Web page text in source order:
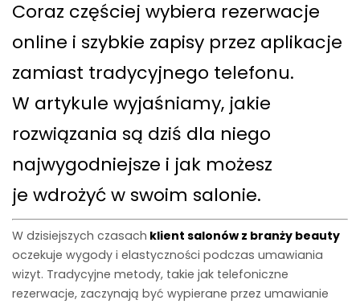
Coraz częściej wybiera rezerwacje
online i szybkie zapisy przez aplikacje
zamiast tradycyjnego telefonu.
W artykule wyjaśniamy, jakie
rozwiązania są dziś dla niego
najwygodniejsze i jak możesz
je wdrożyć w swoim salonie.
W dzisiejszych czasach klient salonów z branży beauty
oczekuje wygody i elastyczności podczas umawiania
wizyt. Tradycyjne metody, takie jak telefoniczne
rezerwacje, zaczynają być wypierane przez umawianie